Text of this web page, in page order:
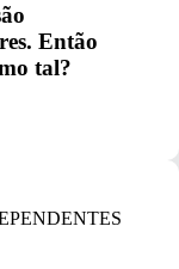
Então
tal?